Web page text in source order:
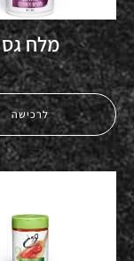
מלח גס
לרכישה